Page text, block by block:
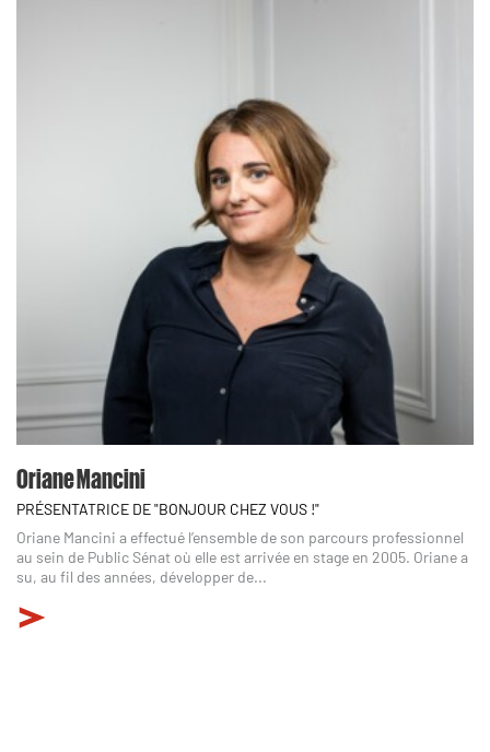
Oriane Mancini
PRÉSENTATRICE DE "BONJOUR CHEZ VOUS !"
Oriane Mancini a effectué l’ensemble de son parcours professionnel
au sein de Public Sénat où elle est arrivée en stage en 2005. Oriane a
su, au fil des années, développer de...